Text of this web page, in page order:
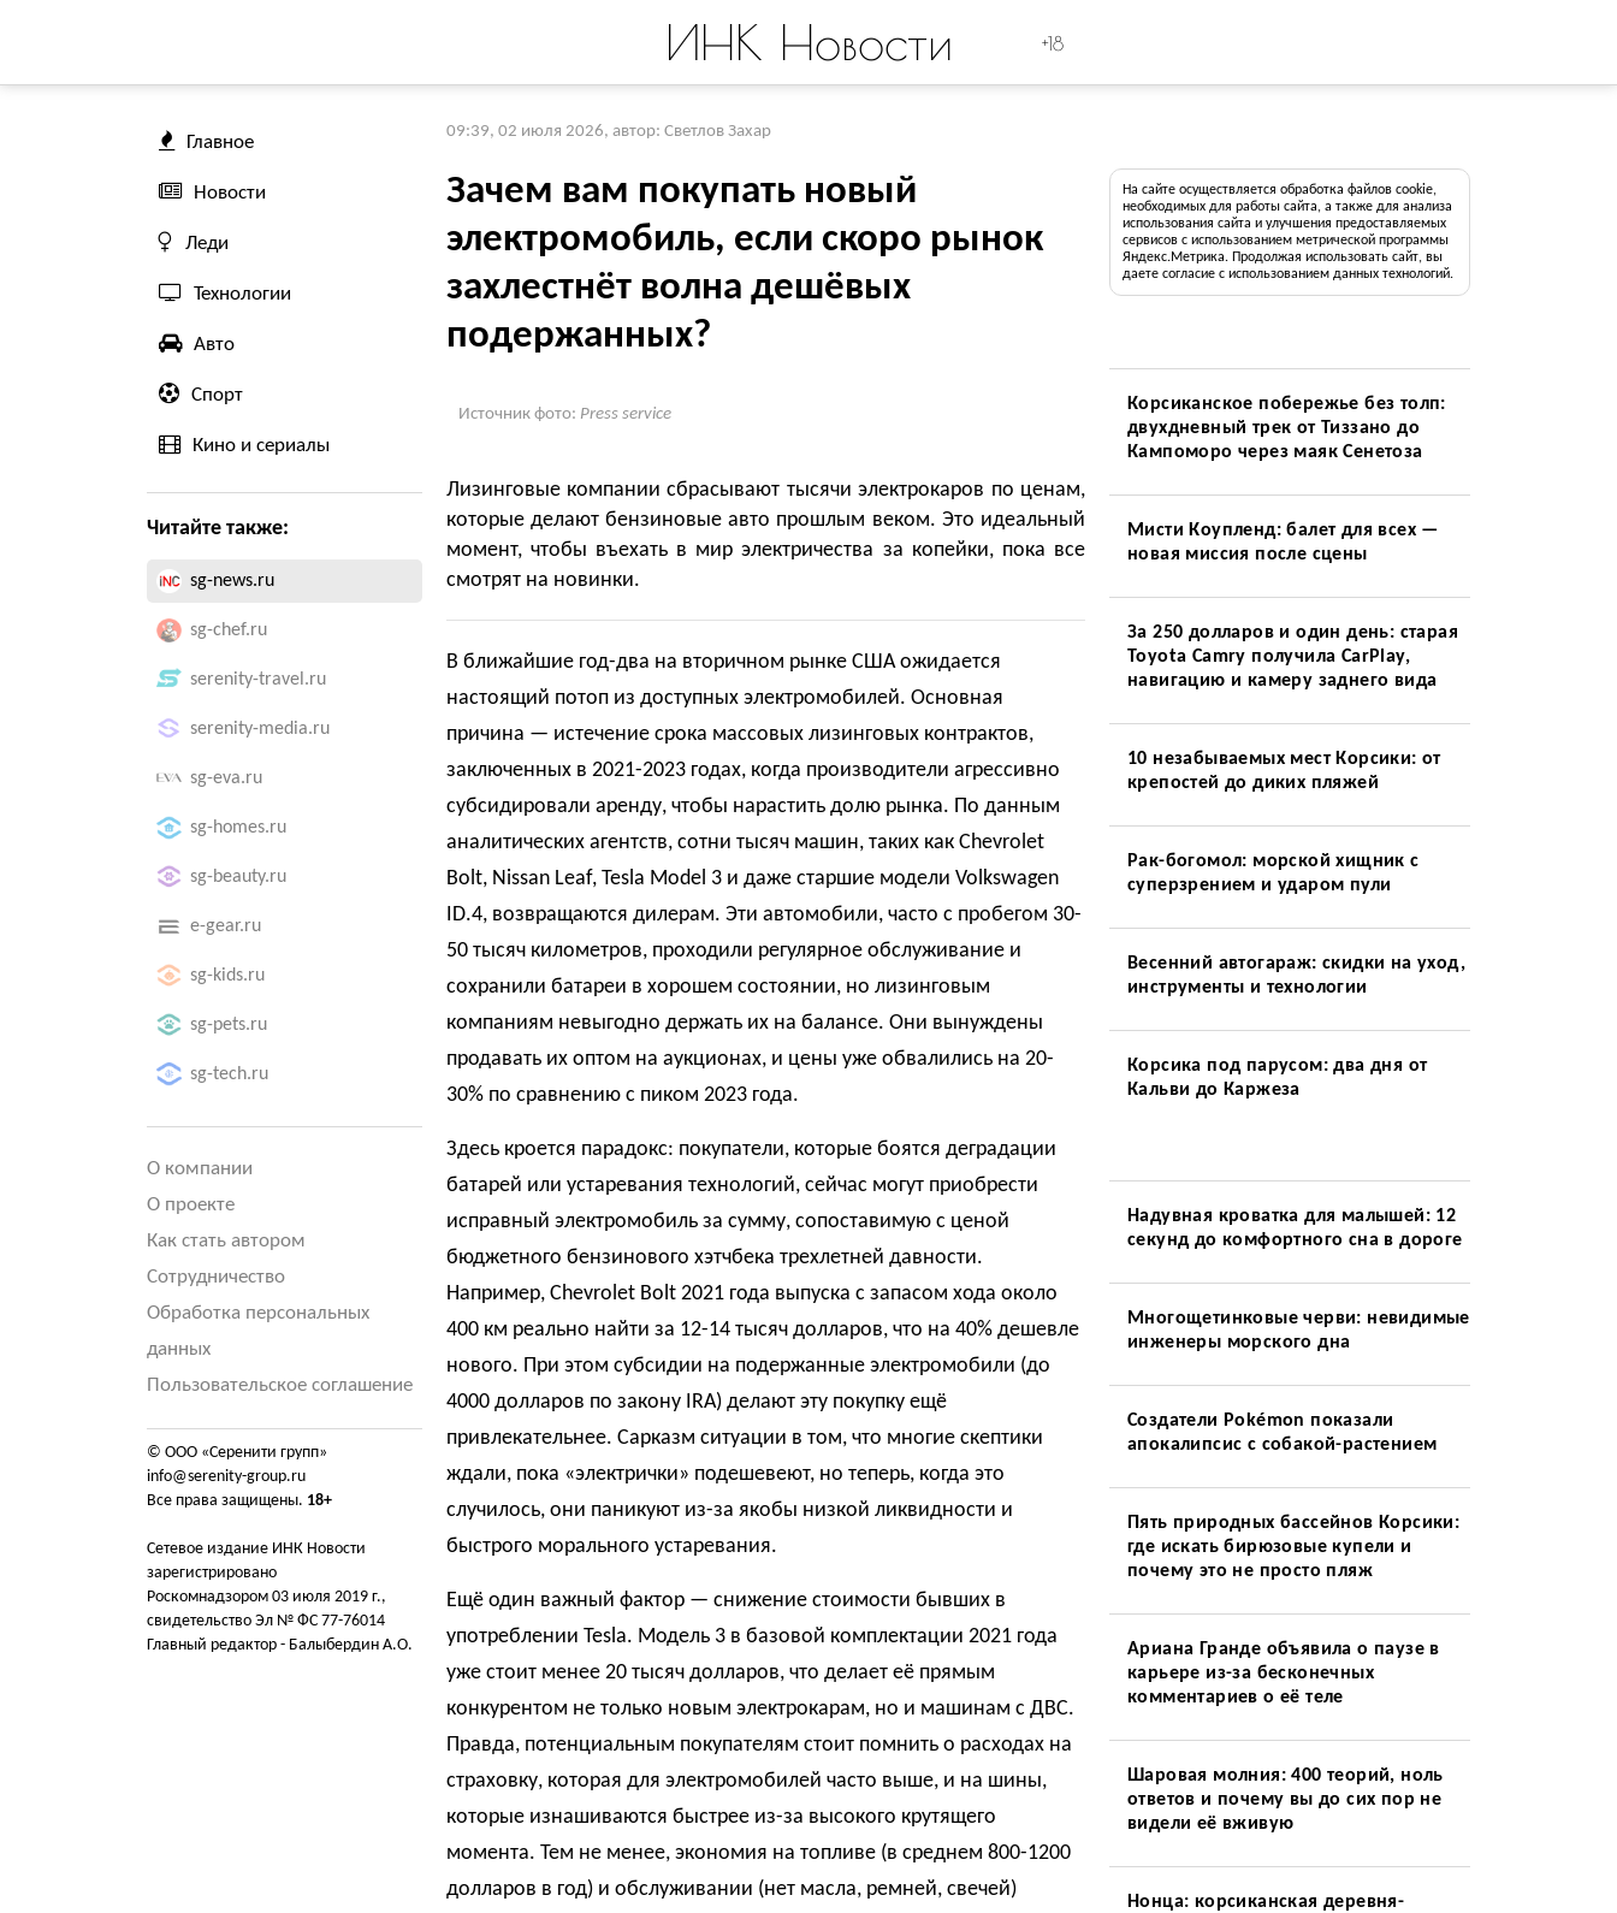
ИНК Новости +18
Главное
Новости
Леди
Технологии
Авто
Спорт
Кино и сериалы
Читайте также:
sg-news.ru
sg-chef.ru
serenity-travel.ru
serenity-media.ru
sg-eva.ru
sg-homes.ru
sg-beauty.ru
e-gear.ru
sg-kids.ru
sg-pets.ru
sg-tech.ru
О компании
О проекте
Как стать автором
Сотрудничество
Обработка персональных
данных
Пользовательское соглашение
© ООО «Серенити групп»
info@serenity-group.ru
Все права защищены. 18+
Сетевое издание ИНК Новости
зарегистрировано
Роскомнадзором 03 июля 2019 г.,
свидетельство Эл № ФС 77-76014
Главный редактор - Балыбердин А.О.
09:39, 02 июля 2026, автор: Светлов Захар
Зачем вам покупать новый
электромобиль, если скоро рынок
захлестнёт волна дешёвых
подержанных?
Источник фото: Press service
Лизинговые компании сбрасывают тысячи электрокаров по ценам,
которые делают бензиновые авто прошлым веком. Это идеальный
момент, чтобы въехать в мир электричества за копейки, пока все
смотрят на новинки.
В ближайшие год-два на вторичном рынке США ожидается
настоящий потоп из доступных электромобилей. Основная
причина — истечение срока массовых лизинговых контрактов,
заключенных в 2021-2023 годах, когда производители агрессивно
субсидировали аренду, чтобы нарастить долю рынка. По данным
аналитических агентств, сотни тысяч машин, таких как Chevrolet
Bolt, Nissan Leaf, Tesla Model 3 и даже старшие модели Volkswagen
ID.4, возвращаются дилерам. Эти автомобили, часто с пробегом 30-
50 тысяч километров, проходили регулярное обслуживание и
сохранили батареи в хорошем состоянии, но лизинговым
компаниям невыгодно держать их на балансе. Они вынуждены
продавать их оптом на аукционах, и цены уже обвалились на 20-
30% по сравнению с пиком 2023 года.
Здесь кроется парадокс: покупатели, которые боятся деградации
батарей или устаревания технологий, сейчас могут приобрести
исправный электромобиль за сумму, сопоставимую с ценой
бюджетного бензинового хэтчбека трехлетней давности.
Например, Chevrolet Bolt 2021 года выпуска с запасом хода около
400 км реально найти за 12-14 тысяч долларов, что на 40% дешевле
нового. При этом субсидии на подержанные электромобили (до
4000 долларов по закону IRA) делают эту покупку ещё
привлекательнее. Сарказм ситуации в том, что многие скептики
ждали, пока «электрички» подешевеют, но теперь, когда это
случилось, они паникуют из-за якобы низкой ликвидности и
быстрого морального устаревания.
Ещё один важный фактор — снижение стоимости бывших в
употреблении Tesla. Модель 3 в базовой комплектации 2021 года
уже стоит менее 20 тысяч долларов, что делает её прямым
конкурентом не только новым электрокарам, но и машинам с ДВС.
Правда, потенциальным покупателям стоит помнить о расходах на
страховку, которая для электромобилей часто выше, и на шины,
которые изнашиваются быстрее из-за высокого крутящего
момента. Тем не менее, экономия на топливе (в среднем 800-1200
долларов в год) и обслуживании (нет масла, ремней, свечей)
На сайте осуществляется обработка файлов cookie,
необходимых для работы сайта, а также для анализа
использования сайта и улучшения предоставляемых
сервисов с использованием метрической программы
Яндекс.Метрика. Продолжая использовать сайт, вы
даете согласие с использованием данных технологий.
Корсиканское побережье без толп:
двухдневный трек от Тиззано до
Кампоморо через маяк Сенетоза
Мисти Коупленд: балет для всех —
новая миссия после сцены
За 250 долларов и один день: старая
Toyota Camry получила CarPlay,
навигацию и камеру заднего вида
10 незабываемых мест Корсики: от
крепостей до диких пляжей
Рак-богомол: морской хищник с
суперзрением и ударом пули
Весенний автогараж: скидки на уход,
инструменты и технологии
Корсика под парусом: два дня от
Кальви до Каржеза
Надувная кроватка для малышей: 12
секунд до комфортного сна в дороге
Многощетинковые черви: невидимые
инженеры морского дна
Создатели Pokémon показали
апокалипсис с собакой-растением
Пять природных бассейнов Корсики:
где искать бирюзовые купели и
почему это не просто пляж
Ариана Гранде объявила о паузе в
карьере из-за бесконечных
комментариев о её теле
Шаровая молния: 400 теорий, ноль
ответов и почему вы до сих пор не
видели её вживую
Нонца: корсиканская деревня-